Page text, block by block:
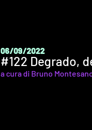
06/09/2022
#122 Degrado,
a cura di Bruno